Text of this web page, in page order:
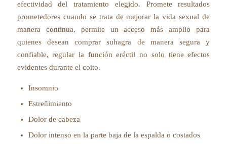
efectividad del tratamiento elegido. Promete resultados
prometedores cuando se trata de mejorar la vida sexual de
manera continua, permite un acceso más amplio para
quienes desean comprar suhagra de manera segura y
confiable, regular la función eréctil no solo tiene efectos
evidentes durante el coito.
Insomnio
Estreñimiento
Dolor de cabeza
Dolor intenso en la parte baja de la espalda o costados